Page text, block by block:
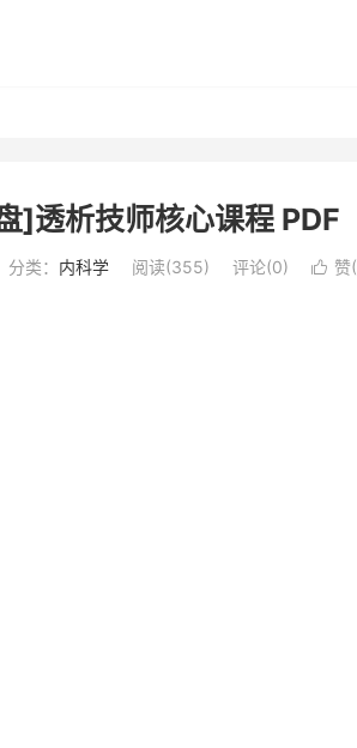
]透析技师核心课程 PDF
分类： 内科学 阅读(355) 评论(0)  赞(